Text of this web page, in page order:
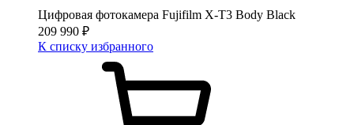
Цифровая фотокамера Fujifilm X-T3 Body Black
209 990 ₽
К списку избранного